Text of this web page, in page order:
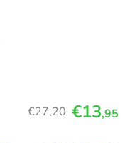
€27,20 €13,95